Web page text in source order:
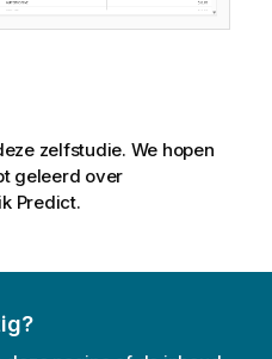
zelfstudie. We hopen
geleerd over
Predict.